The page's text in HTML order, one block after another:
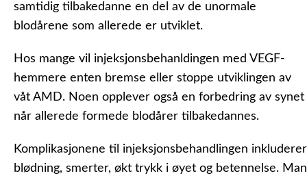
samtidig tilbakedanne en del av de unormale
blodårene som allerede er utviklet.
Hos mange vil injeksjonsbehanldingen med VEGF-
hemmere enten bremse eller stoppe utviklingen av
våt AMD. Noen opplever også en forbedring av synet
når allerede formede blodårer tilbakedannes.
Komplikasjonene til injeksjonsbehandlingen inkluderer
blødning, smerter, økt trykk i øyet og betennelse. Man